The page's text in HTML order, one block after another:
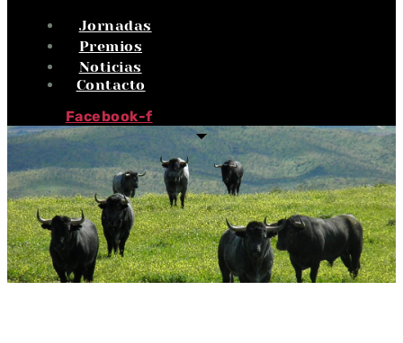
Jornadas
Premios
Noticias
Contacto
Facebook-f